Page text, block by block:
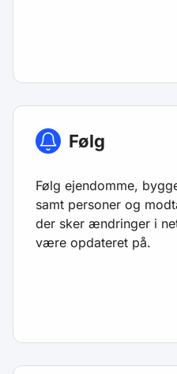
Følg
Følg ejendomme,
samt personer og
der sker ændringer i
være opdateret på.